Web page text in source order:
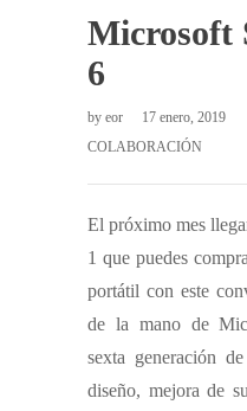
Microsoft
6
by eor
17 enero, 2019
COLABORACIÓN
El próximo mes
1 que puedes
portátil con este
de la mano de
sexta generación
diseño, mejora de